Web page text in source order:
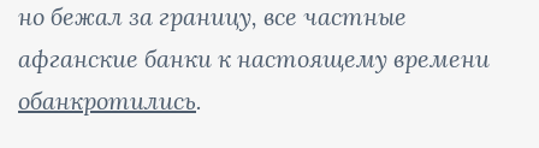
но бежал за границу, все частные
афганские банки к настоящему времени
обанкротились.